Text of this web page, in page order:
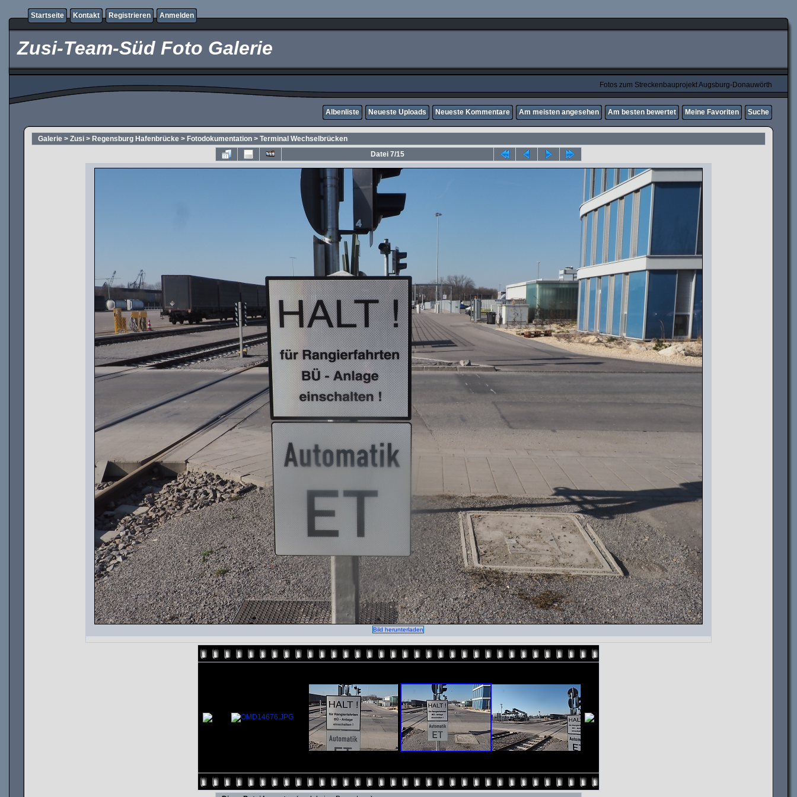
Startseite Kontakt Registrieren Anmelden
Zusi-Team-Süd Foto Galerie
Fotos zum Streckenbauprojekt Augsburg-Donauwörth
Albenliste Neueste Uploads Neueste Kommentare Am meisten angesehen Am besten bewertet Meine Favoriten Suche
Galerie > Zusi > Regensburg Hafenbrücke > Fotodokumentation > Terminal Wechselbrücken
Datei 7/15
Bild herunterladen